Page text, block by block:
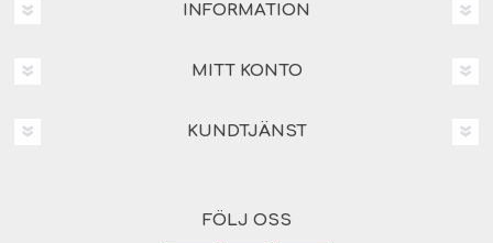
INFORMATION
MITT KONTO
KUNDTJÄNST
FÖLJ OSS